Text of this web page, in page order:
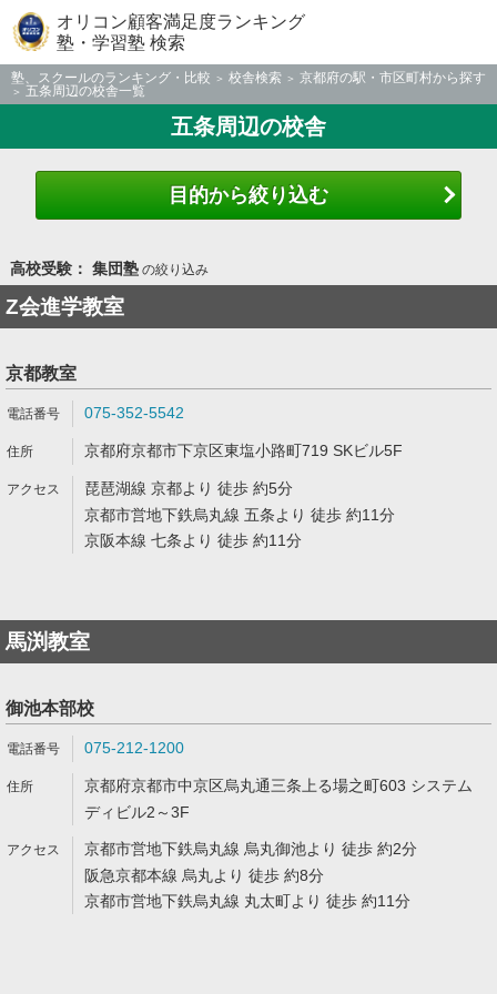
オリコン顧客満足度ランキング
塾・学習塾 検索
塾、スクールのランキング・比較 校舎検索
京都府の駅・市区町村から探す
五条周辺の校舎一覧
五条周辺の校舎
目的から絞り込む
高校受験： 集団塾の絞り込み
Z会進学教室
京都教室
075-352-5542
京都府京都市下京区東塩小路町719 SKビル5F
琵琶湖線 京都より 徒歩 約5分
京都市営地下鉄烏丸線 五条より 徒歩 約11分
京阪本線 七条より 徒歩 約11分
馬渕教室
御池本部校
075-212-1200
京都府京都市中京区烏丸通三条上る場之町603 システム
ディビル2～3F
京都市営地下鉄烏丸線 烏丸御池より 徒歩 約2分
阪急京都本線 烏丸より 徒歩 約8分
京都市営地下鉄烏丸線 丸太町より 徒歩 約11分